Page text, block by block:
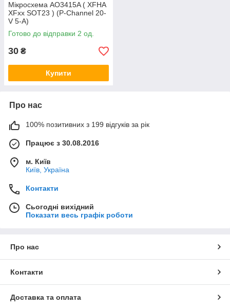
Мікросхема AO3415A ( XFHA
XFxx SOT23 ) (P-Channel 20-
V 5-A)
Готово до відправки 2 од.
30 ₴
Купити
Про нас
100% позитивних з 199 відгуків за рік
Працює з 30.08.2016
м. Київ
Київ, Україна
Контакти
Сьогодні вихідний
Показати весь графік роботи
Про нас
Контакти
Доставка та оплата